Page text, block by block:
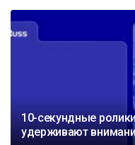
10-секундные
удерживают